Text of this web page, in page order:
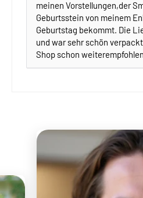
meinen Vorstellungen,der
Geburtsstein von meinem
Geburtstag bekommt. Die
und war sehr schön
Shop schon